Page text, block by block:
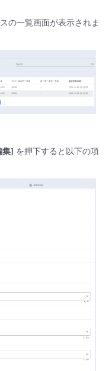
の一覧画面が表示されま
集] を押下すると以下の項